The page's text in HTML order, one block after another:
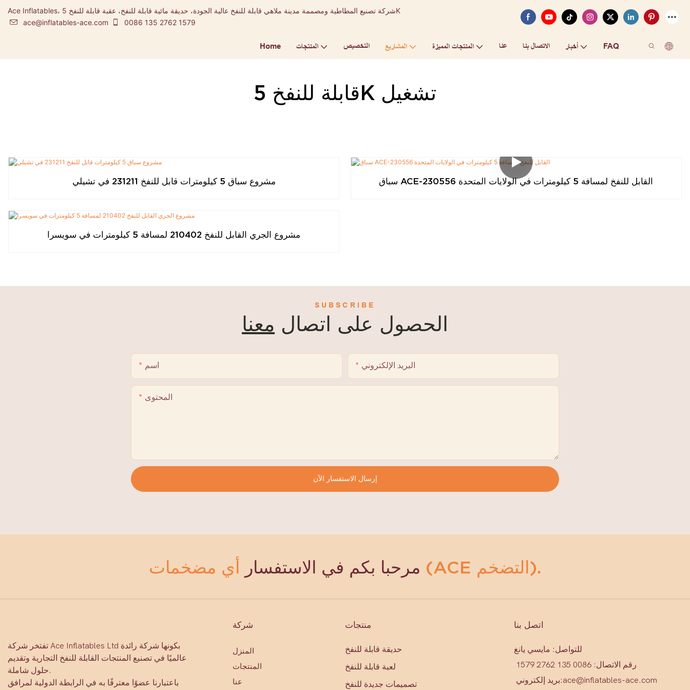
Ace Inflatables، شركة تصنيع المطاطية ومصممة مدينة ملاهي قابلة للنفخ عالية الجودة، حديقة مائية قابلة للنفخ، عقبة قابلة للنفخ 5K
ace@inflatables-ace.com
0086 135 2762 1579
Home المنتجات التخصيص المشاريع المنتجات المميزة عنا الاتصال بنا أخبار FAQ
قابلة للنفخ 5K تشغيل
مشروع سباق 5 كيلومترات قابل للنفخ 231211 في تشيلي سباق ACE-230556 القابل للنفخ لمسافة 5 كيلومترات في الولايات المتحدة
مشروع الجري القابل للنفخ 210402 لمسافة 5 كيلومترات في سويسرا
SUBSCRIBE
الحصول على اتصال معنا
اسم البريد الإلكتروني
المحتوى
إرسال الاستفسار الآن
مرحبا بكم في الاستفسار أي مضخمات (ACE التضخم).
تفتخر شركة Ace Inflatables Ltd بكونها شركة رائدة
عالميًا في تصنيع المنتجات القابلة للنفخ التجارية وتقديم
حلول شاملة.
باعتبارنا عضوًا معترفًا به في الرابطة الدولية لمرافق
شركة
المنزل
المنتجات
عنا
منتجات
حديقة قابلة للنفخ
لعبة قابلة للنفخ
تصميمات جديدة للنفخ
اتصل بنا
للتواصل: مايسي يانغ
رقم الاتصال: 0086 135 2762 1579
بريد إلكتروني:ace@inflatables-ace.com